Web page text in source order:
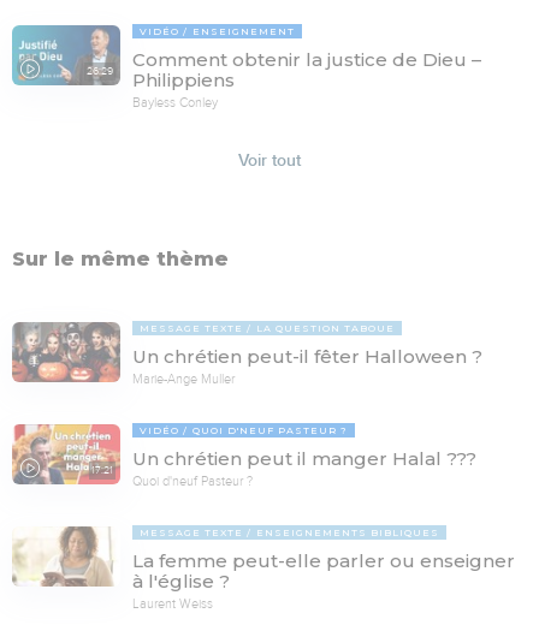
26:29
VIDÉO ENSEIGNEMENT
Comment obtenir la justice de Dieu –
Philippiens
Bayless Conley
Voir tout
Sur le même thème
MESSAGE TEXTE LA QUESTION TABOUE
Un chrétien peut-il fêter Halloween ?
Marie-Ange Muller
17:21
VIDÉO QUOI D'NEUF PASTEUR ?
Un chrétien peut il manger Halal ???
Quoi d'neuf Pasteur ?
MESSAGE TEXTE ENSEIGNEMENTS BIBLIQUES
La femme peut-elle parler ou enseigner
à l'église ?
Laurent Weiss